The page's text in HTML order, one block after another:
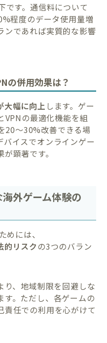
です。通信料について
程度のデータ使用量増
ンであれば実質的な影響
の併用効果は？
大幅に向上 します。ゲー
VPNの最適化機能を組
20〜30%改善できる場
イスでオンラインゲー
顕著です。
外ゲーム体験の
めには、
的リスク の3つのバラン
り、地域制限を回避しな
。ただし、各ゲームの
責任での利用を心がけて